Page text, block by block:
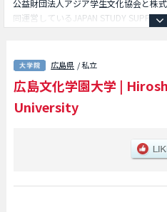
公益財団法人アジア学生文化協会と株
同運営しているJAPAN STUDY
別情報や、募集定員や合格者数など入
人留学生に必要な情報を掲載している
広島県 / 私立
広島文化学園大学 |
University